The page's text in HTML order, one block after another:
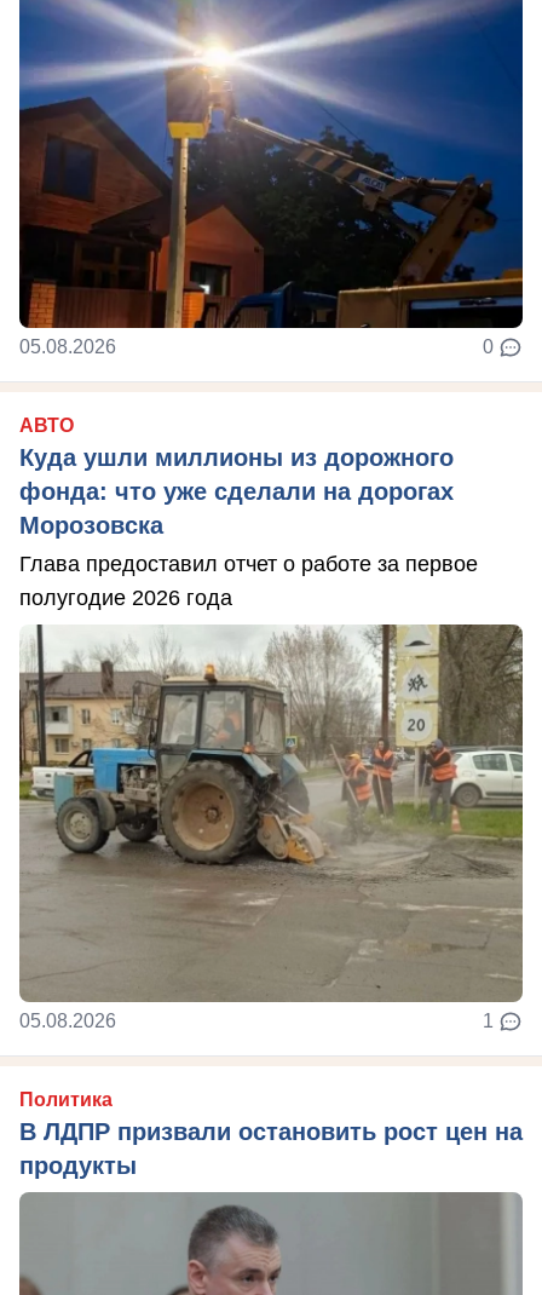
05.08.2026 0
АВТО
Куда ушли миллионы из дорожного
фонда: что уже сделали на дорогах
Морозовска
Глава предоставил отчет о работе за первое
полугодие 2026 года
05.08.2026 1
Политика
В ЛДПР призвали остановить рост цен на
продукты